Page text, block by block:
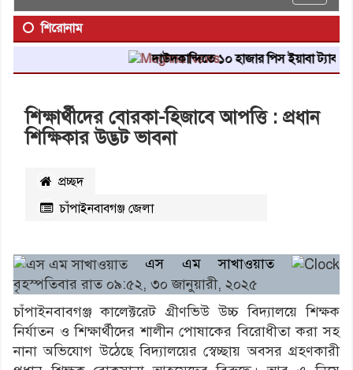
শিরোনাম
দাউদকান্দিতে ১০ হাজার পিস ইয়াবা ট্যাবলেট
শিক্ষার্থীদের বোরকা-হিজাবে আপত্তি : প্রধান
শিক্ষিকার উদ্ভট ভাবনা
প্রচ্ছদ
চাঁপাইনবাবগঞ্জ জেলা
এস এম সাখাওয়াত
বৃহস্পতিবার রাত ০৯:৫২, ৩০ জানুয়ারী, ২০২৫
চাঁপাইনবাবগঞ্জ কালেক্টরেট গ্রীণভিউ উচ্চ বিদ্যালয়ে শিক্ষক
নির্যাতন ও শিক্ষার্থীদের শালীন পোষাকের বিরোধীতা করা সহ
নানা অভিযোগ উঠেছে বিদ্যালয়ের স্বেচ্ছায় অবসর গ্রহণকারী